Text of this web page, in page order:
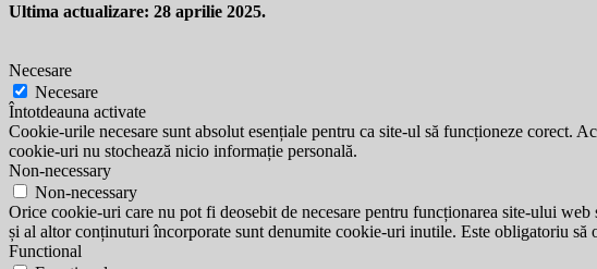
Ultima actualizare: 28 aprilie 2025.
Necesare
Necesare
Întotdeauna activate
Cookie-urile necesare sunt absolut esențiale pentru ca site-ul să funcționeze corect.
cookie-uri nu stochează nicio informație personală.
Non-necessary
Non-necessary
Orice cookie-uri care nu pot fi deosebit de necesare pentru funcționarea site-ului
și al altor conținuturi încorporate sunt denumite cookie-uri inutile. Este obligatoriu
Functional